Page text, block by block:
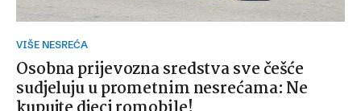
VIŠE NESREĆA
Osobna prijevozna sredstva sve češće
sudjeluju u prometnim nesrećama: Ne